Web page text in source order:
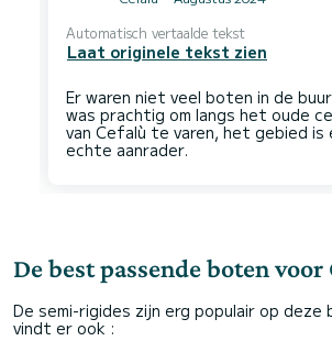
Automatisch vertaalde tekst
Laat originele tekst zien
Er waren niet veel boten in de
was prachtig om langs het oude
van Cefalù te varen, het gebied is
De best passende boten
De semi-rigides zijn erg populair op deze
vindt er ook :